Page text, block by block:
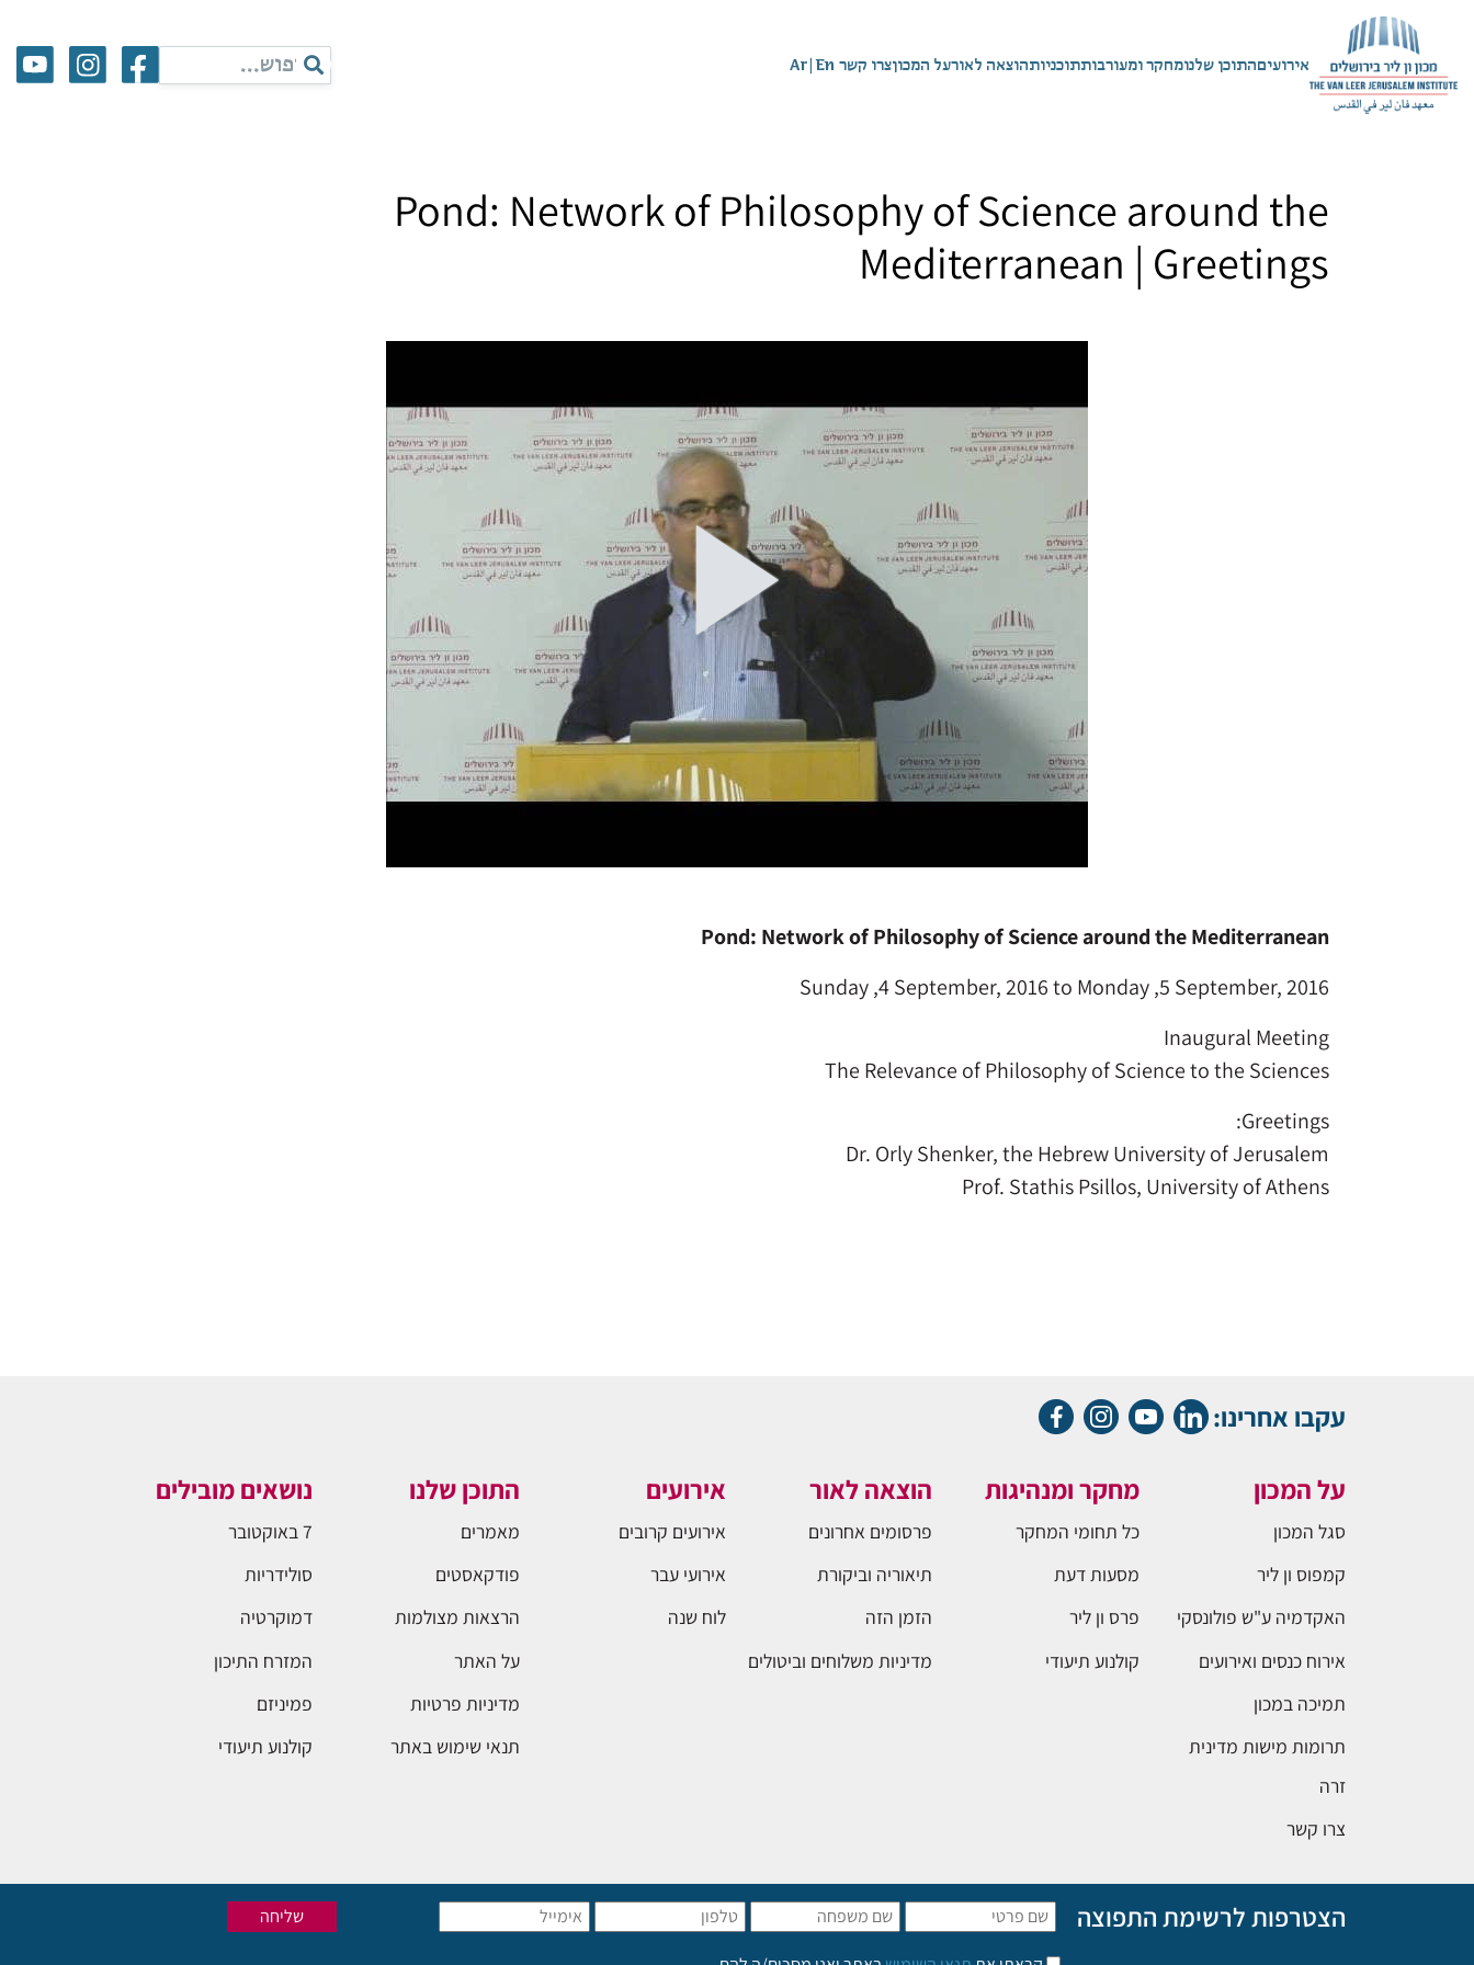
אירועיםהתוכן שלנומחקר ומעורבותתוכניותהוצאה לאורעל המכוןצרו קשר En
|
Ar
Pond: Network of Philosophy of Science around the
Mediterranean | Greetings
Pond: Network of Philosophy of Science around the Mediterranean
Sunday ,4 September, 2016 to Monday ,5 September, 2016
Inaugural Meeting
The Relevance of Philosophy of Science to the Sciences
Greetings:
Dr. Orly Shenker, the Hebrew University of Jerusalem
Prof. Stathis Psillos, University of Athens
עקבו אחרינו:
על המכון
סגל המכון
קמפוס ון ליר
האקדמיה ע"ש פולונסקי
אירוח כנסים ואירועים
תמיכה במכון
תרומות מישות מדינית
זרה
צרו קשר
מחקר ומנהיגות
כל תחומי המחקר
מסעות דעת
פרס ון ליר
קולנוע תיעודי
הוצאה לאור
פרסומים אחרונים
תיאוריה וביקורת
הזמן הזה
מדיניות משלוחים וביטולים
אירועים
אירועים קרובים
אירועי עבר
לוח שנה
התוכן שלנו
מאמרים
פודקאסטים
הרצאות מצולמות
על האתר
מדיניות פרטיות
תנאי שימוש באתר
נושאים מובילים
7 באוקטובר
סולידריות
דמוקרטיה
המזרח התיכון
פמיניזם
קולנוע תיעודי
הצטרפות לרשימת התפוצה